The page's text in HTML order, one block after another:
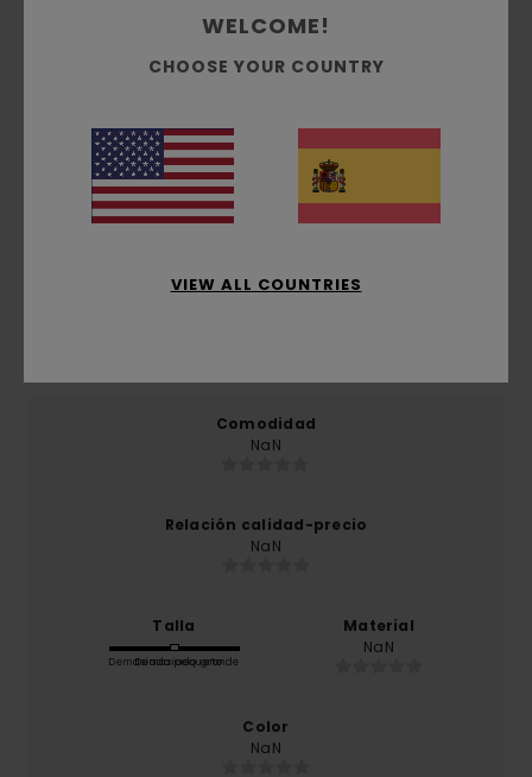
Puntuación media
5.0
Comodidad
NaN
Relación calidad-precio
NaN
Talla
Demasiado pequeño
Demasiado grande
Material
NaN
Color
NaN
WELCOME!
CHOOSE YOUR COUNTRY
VIEW ALL COUNTRIES